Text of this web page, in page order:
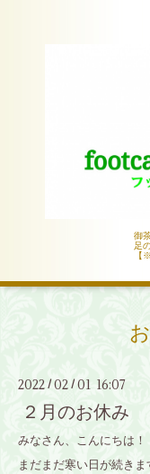
御
足
【
2022 /02 / 01 16:07
２月のお休み
みなさん、こんにちは！
まだまだ寒い日が続き